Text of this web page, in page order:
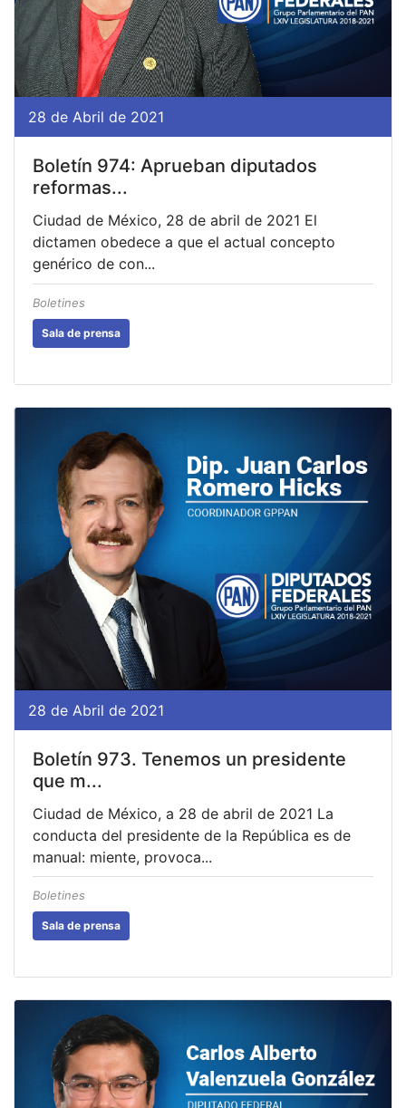
28 de Abril de 2021
Boletín 974: Aprueban diputados
reformas...
Ciudad de México, 28 de abril de 2021 El
dictamen obedece a que el actual concepto
genérico de con...
Boletines
Sala de prensa
28 de Abril de 2021
Boletín 973. Tenemos un presidente
que m...
Ciudad de México, a 28 de abril de 2021 La
conducta del presidente de la República es de
manual: miente, provoca...
Boletines
Sala de prensa